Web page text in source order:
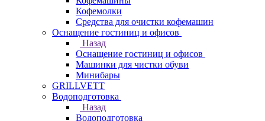
Кофемолки
Средства для очистки кофемашин
Оснащение гостиниц и офисов
Назад
Оснащение гостиниц и офисов
Машинки для чистки обуви
Минибары
GRILLVETT
Водоподготовка
Назад
Водоподготовка